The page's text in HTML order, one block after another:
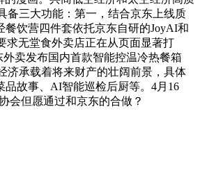
备三大功能：第一，结合京东上线质
饮营四件套依托京东自研的JoyAI和
求无堂食外卖店正在从页面显著打
外卖发布国内首款智能控温冷热餐箱
济承载着将来财产的壮阔前景，具体
品故事、AI智能巡检后厨等。4月16
会但愿通过和京东的合做？